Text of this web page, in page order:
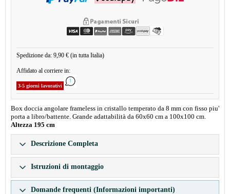
Spedizione da: 9,90 € (in tutta Italia)
Affidato al corriere in:
3-5 giorni lavorativi
Box doccia angolare frameless in cristallo temperato da 8 mm con fisso piu'
porta a libro/battente. Grande adattabilità da 60x60 cm a 100x100 cm.
Altezza 195 cm
Descrizione Completa
Istruzioni di montaggio
Domande frequenti (Informazioni importanti)